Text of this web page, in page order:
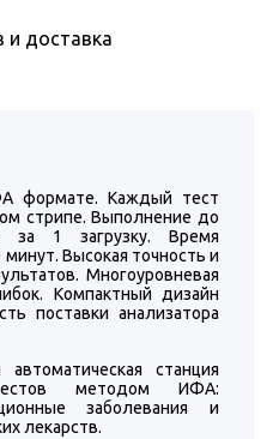
и доставка
формате. Каждый тест
стрипе. Выполнение до
за 1 загрузку. Время
Высокая точность и
Многоуровневая
Компактный дизайн
поставки анализатора
автоматическая станция
методом ИФА:
заболевания и
лекарств.